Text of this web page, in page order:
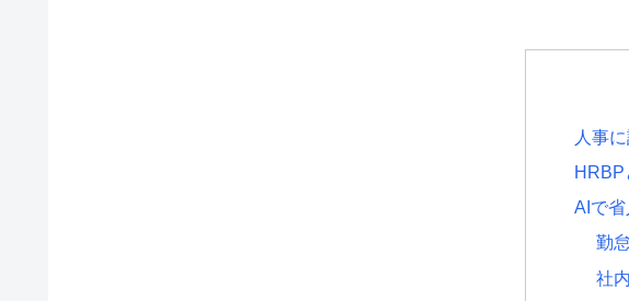
人事
HRBP
AIで
勤
社